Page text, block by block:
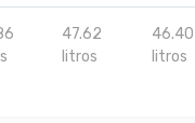
47.62
litros
46.40
litros